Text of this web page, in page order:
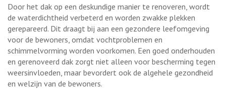
Door het dak op een deskundige manier te renoveren, wordt
de waterdichtheid verbeterd en worden zwakke plekken
gerepareerd. Dit draagt bij aan een gezondere leefomgeving
voor de bewoners, omdat vochtproblemen en
schimmelvorming worden voorkomen. Een goed onderhouden
en gerenoveerd dak zorgt niet alleen voor bescherming tegen
weersinvloeden, maar bevordert ook de algehele gezondheid
en welzijn van de bewoners.